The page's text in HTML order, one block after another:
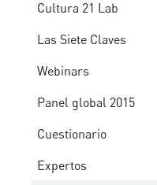
Cultura 21 Lab
Las Siete Claves
Webinars
Panel global 2015
Cuestionario
Expertos